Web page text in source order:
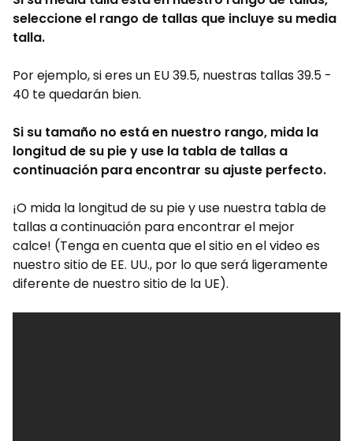
seleccione el rango de tallas que incluye su media
talla.
Por ejemplo, si eres un EU 39.5, nuestras tallas 39.5 -
40 te quedarán bien.
Si su tamaño no está en nuestro rango, mida la
longitud de su pie y use la tabla de tallas a
continuación para encontrar su ajuste perfecto.
¡O mida la longitud de su pie y use nuestra tabla de
tallas a continuación para encontrar el mejor
calce! (Tenga en cuenta que el sitio en el video es
nuestro sitio de EE. UU., por lo que será ligeramente
diferente de nuestro sitio de la UE).